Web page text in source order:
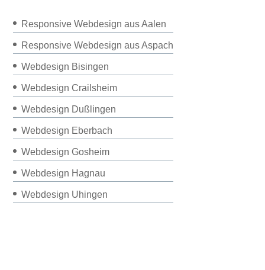
Responsive Webdesign aus Aalen
Responsive Webdesign aus Aspach
Webdesign Bisingen
Webdesign Crailsheim
Webdesign Dußlingen
Webdesign Eberbach
Webdesign Gosheim
Webdesign Hagnau
Webdesign Uhingen